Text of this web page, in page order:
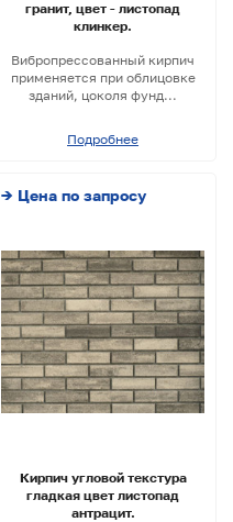
гранит, цвет - листопад
клинкер.
Вибропрессованный кирпич
применяется при облицовке
зданий, цоколя фунд...
Подробнее
→ Цена по запросу
Кирпич угловой текстура
гладкая цвет листопад
антрацит.